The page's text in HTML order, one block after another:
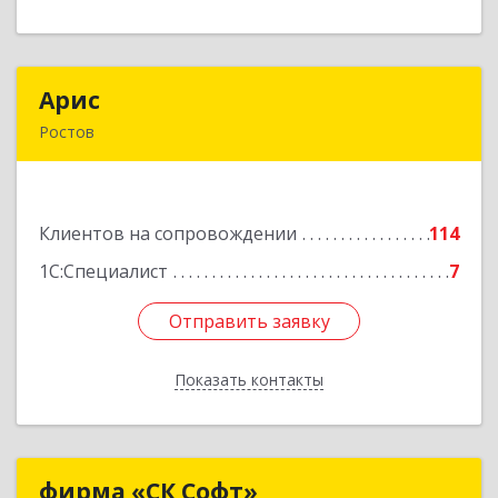
Арис
Ростов
Клиентов на сопровождении
114
1С:Специалист
7
Отправить заявку
Показать контакты
Подробнее
Отправить заявку
Назад
фирма «СК Софт»фирма «СК Софт»